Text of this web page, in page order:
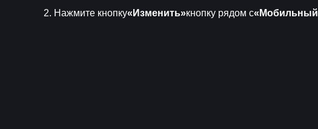
2. Нажмите кнопку«Изменить»кнопку рядом с«Мобильный